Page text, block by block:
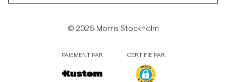
© 2026 Morris Stockholm
PAIEMENT PAR CERTIFIÉ PAR